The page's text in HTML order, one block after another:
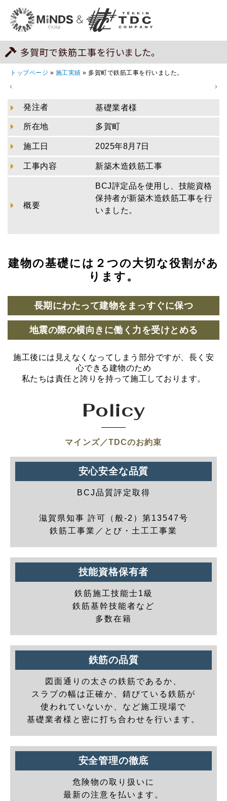
多賀町で鉄筋工事を行いました。
トップページ » 施工実績 » 多賀町で鉄筋工事を行いました。
発注者 基礎業者様
所在地 多賀町
施工日 2025年8月7日
工事内容 新築木造鉄筋工事
概要
BCJ評定品を使用し、技能資格
保持者が新築木造鉄筋工事を行
いました。
建物の基礎には２つの大切な役割があ
ります。
長期にわたって建物をまっすぐに保つ
地震の際の横向きに働く力を受けとめる
施工後には見えなくなってしまう部分ですが、長く安
心できる建物のため
私たちは責任と誇りを持って施工しております。
Policy
マインズ／TDCのお約束
安心安全な品質
BCJ品質評定取得
滋賀県知事 許可（般-2）第13547号
鉄筋工事業／とび・土工工事業
技能資格保有者
鉄筋施工技能士1級
鉄筋基幹技能者など
多数在籍
鉄筋の品質
図面通りの太さの鉄筋であるか、
スラブの幅は正確か、錆びている鉄筋が
使われていないか、など施工現場で
基礎業者様と密に打ち合わせを行います。
安全管理の徹底
危険物の取り扱いに
最新の注意を払います。